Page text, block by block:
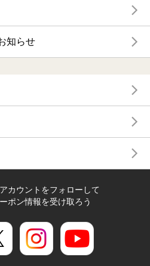
知らせ
カウントをフォローして
ポン情報を受け取ろう